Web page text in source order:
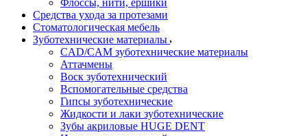
Флоссы, нити, ёршики
Средства ухода за протезами
Стоматологическая мебель
Зуботехнические материалы
CAD/CAM зуботехнические материалы
Аттачмены
Воск зуботехнический
Вспомогательные средства
Гипсы зуботехнические
Жидкости и лаки зуботехнические
Зубы акриловые HUGE DENT